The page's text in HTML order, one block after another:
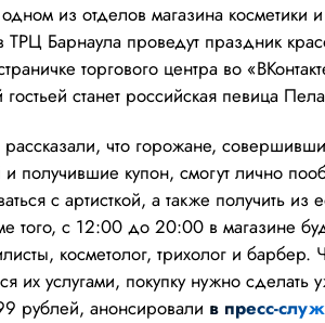
из отделов магазина косметики и
Барнаула проведут праздник
торгового центра во
станет российская певица
что горожане,
получившие купон, смогут лично
с артисткой, а также получить из
того, с 12:00 до 20:00 в магазине
косметолог, трихолог и барбер.
их услугами, покупку нужно сделать
рублей, анонсировали в пресс-